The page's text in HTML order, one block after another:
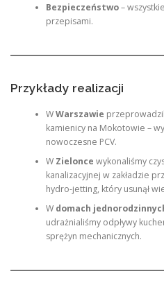
Bezpieczeństwo–
przepisami.
Przykłady realizacji
WWarszawie
kamienicy na Mokotowie –
nowoczesne PCV.
W Zielonce wykonaliśmy
kanalizacyjnej w zakładzie
hydro-jetting, który usunął
W domach
udrażnialiśmy odpływy
sprężyn mechanicznych.